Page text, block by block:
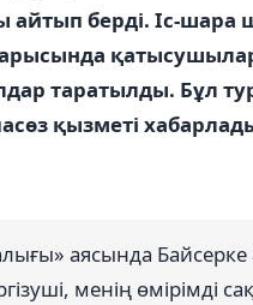
берді. Іс-
таратылды. Бұл
қызметі
аясында
менің өмірімді